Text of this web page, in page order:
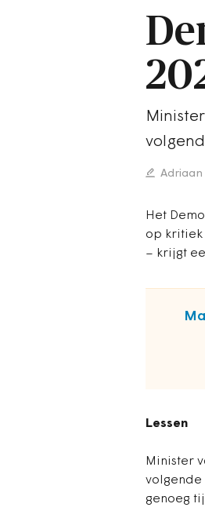
Adriaan
Het
op kritiek
– krijgt
Lessen
Minister
volgende
genoeg